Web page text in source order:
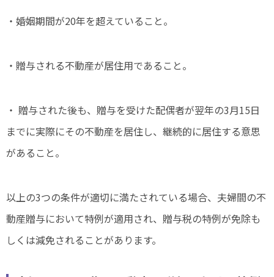
・婚姻期間が20年を超えていること。
・贈与される不動産が居住用であること。
・ 贈与された後も、贈与を受けた配偶者が翌年の3月15日
までに実際にその不動産を居住し、継続的に居住する意思
があること。
以上の3つの条件が適切に満たされている場合、夫婦間の不
動産贈与において特例が適用され、贈与税の特例が免除も
しくは減免されることがあります。